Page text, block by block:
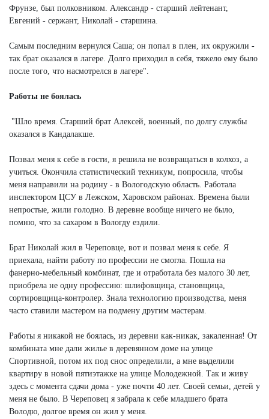
Фрунзе, был полковником. Александр - старший лейтенант,
Евгений - сержант, Николай - старшина.
Самым последним вернулся Саша; он попал в плен, их окружили -
так брат оказался в лагере. Долго приходил в себя, тяжело ему было
после того, что насмотрелся в лагере".
Работы не боялась
"Шло время. Старший брат Алексей, военный, по долгу службы
оказался в Кандалакше.
Позвал меня к себе в гости, я решила не возвращаться в колхоз, а
учиться. Окончила статистический техникум, попросила, чтобы
меня направили на родину - в Вологодскую область. Работала
инспектором ЦСУ в Лежском, Харовском районах. Времена были
непростые, жили голодно. В деревне вообще ничего не было,
помню, что за сахаром в Вологду ездили.
Брат Николай жил в Череповце, вот и позвал меня к себе. Я
приехала, найти работу по профессии не смогла. Пошла на
фанерно-мебельный комбинат, где и отработала без малого 30 лет,
приобрела не одну профессию: шлифовщица, становщица,
сортировщица-контролер. Знала технологию производства, меня
часто ставили мастером на подмену другим мастерам.
Работы я никакой не боялась, из деревни как-никак, закаленная! От
комбината мне дали жилье в деревянном доме на улице
Спортивной, потом их под снос определили, а мне выделили
квартиру в новой пятиэтажке на улице Молодежной. Так и живу
здесь с момента сдачи дома - уже почти 40 лет. Своей семьи, детей у
меня не было. В Череповец я забрала к себе младшего брата
Володю, долгое время он жил у меня.